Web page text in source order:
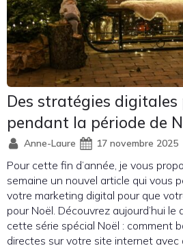
Des stratégies
pendant la période de
Anne-Laure 17 novembre 2025
Pour cette fin d’année, je vous
semaine un nouvel article qui vous
votre marketing digital pour que
pour Noël. Découvrez aujourd’hui le
cette série spécial Noël : comment
directes sur votre site internet avec